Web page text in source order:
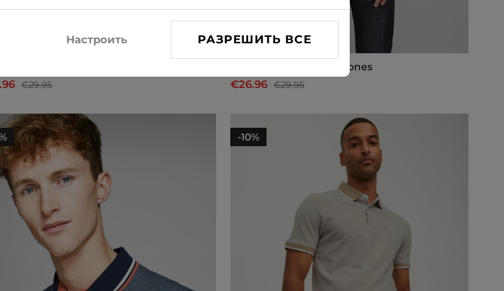
€29.95
Рубашкa поло Jack & Jones
€26.96 €29.95
-10%
Настроить РАЗРЕШИТЬ ВСЕ